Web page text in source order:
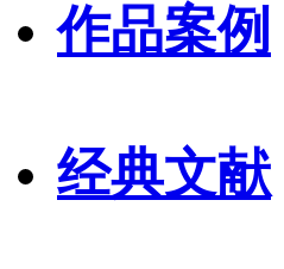
作品案例
经典文献